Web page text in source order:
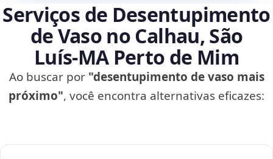
Serviços de Desentupimento
de Vaso no Calhau, São
Luís‑MA Perto de Mim
Ao buscar por "desentupimento de vaso mais
próximo", você encontra alternativas eficazes: